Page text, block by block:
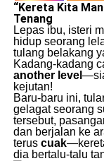
“Kereta Kita
Tenang
Lepas ibu, isteri
hidup seorang
tulang belakang
Kadang-kadang
another level
kejutan!
Baru-baru ini,
gelagat seorang
tersebut,
dan berjalan ke
terus cuak
dia bertalu-talu